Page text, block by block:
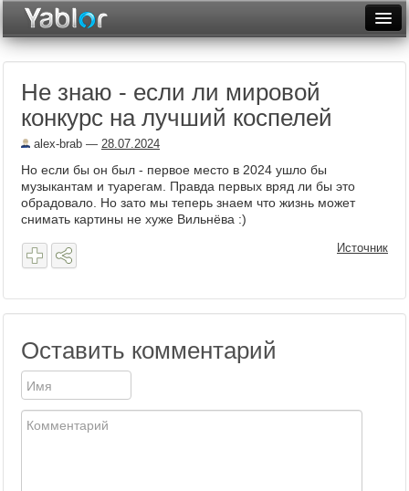
Неделя
Месяц
Архив
Не знаю - если ли мировой
конкурс на лучший коспелей
alex-brab — 28.07.2024
Но если бы он был - первое место в 2024 ушло бы
музыкантам и туарегам. Правда первых вряд ли бы это
обрадовало. Но зато мы теперь знаем что жизнь может
снимать картины не хуже Вильнёва :)
Источник
Оставить комментарий